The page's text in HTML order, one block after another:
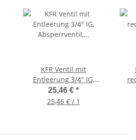
KFR Ventil mit
Entleerung 3/4" IG,
Absperrventil,
Schrägsitzventil, DVGW
25,46 € *
25,46 € / 1